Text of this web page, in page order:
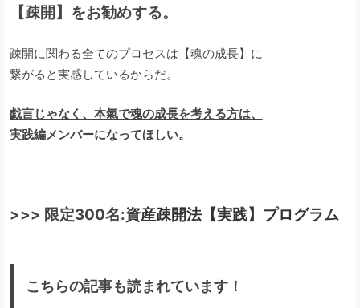
【疎開】をお勧めする。
疎開に関わる全てのプロセスは【魂の成長】に
繋がると実感しているからだ。
戯言じゃなく、本氣で魂の成長を考える方は、
実践編メンバーになってほしい。
>>> 限定300名:資産疎開法【実践】プログラム
こちらの記事も読まれています！